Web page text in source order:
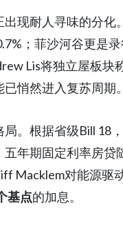
现耐人寻味的分化
；菲沙河谷更是
Lis将独立屋板块
悄然进入复苏周期。
。根据省级Bill 18
年期固定利率房贷
Macklem对能源驱
基点的加息。